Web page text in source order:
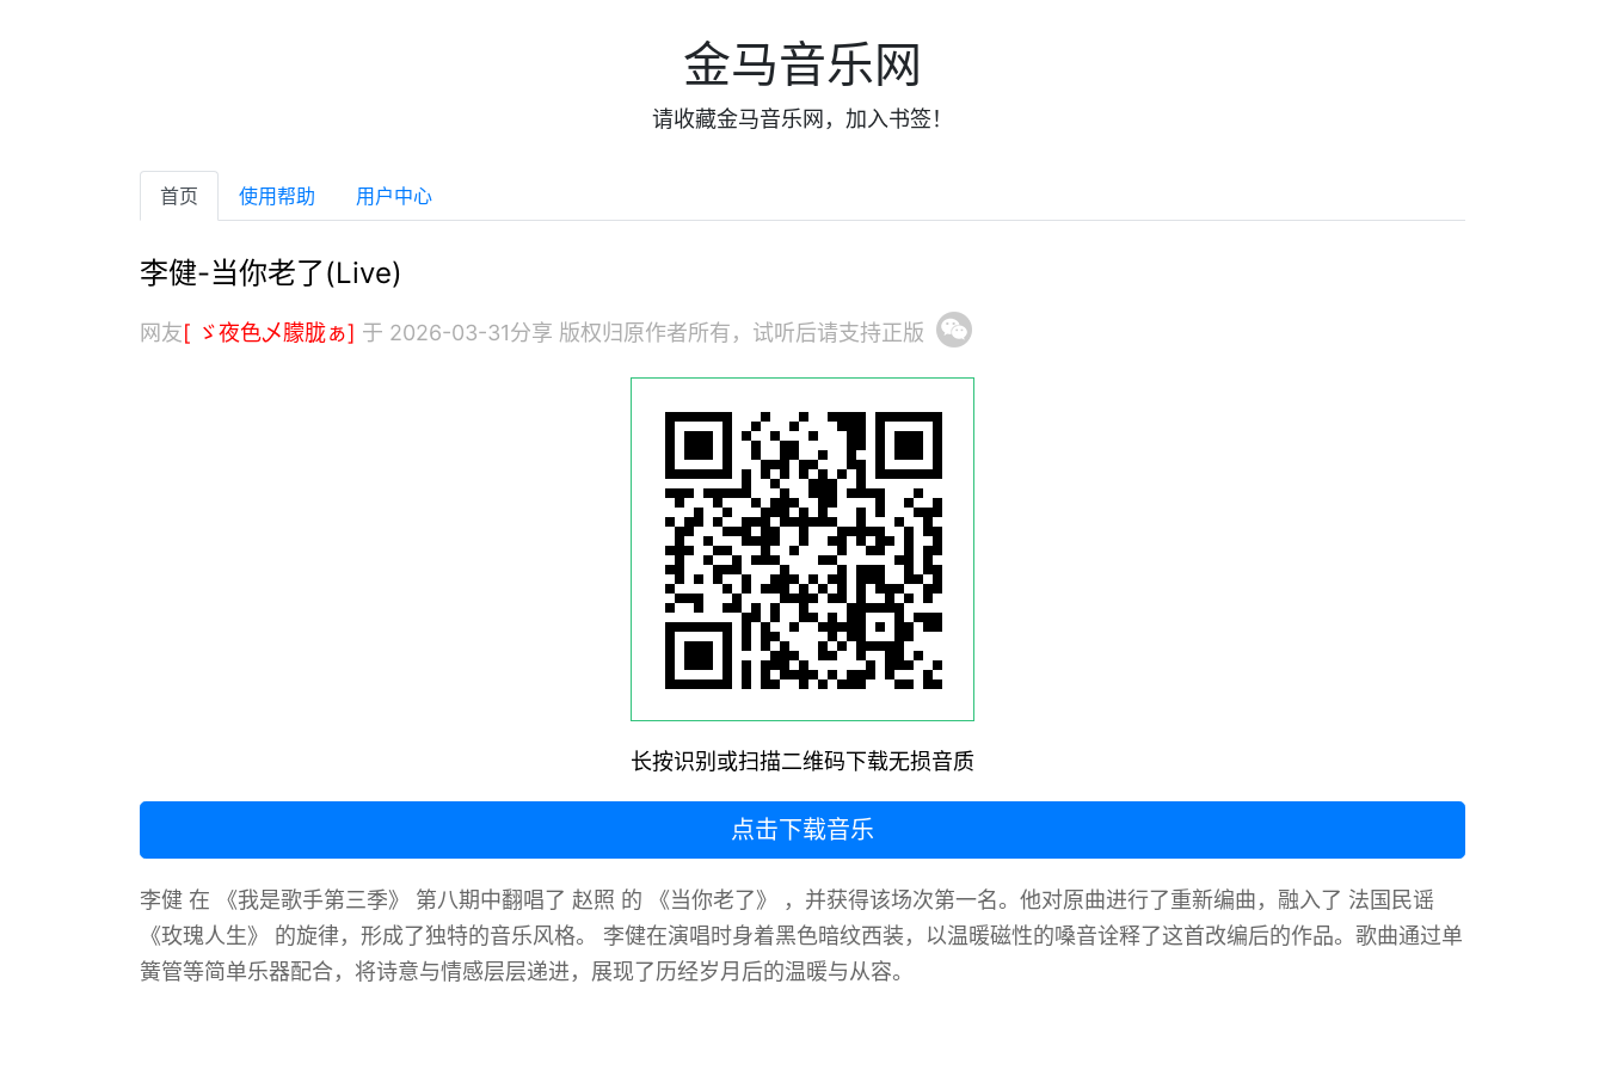
金马音乐网
请收藏金马音乐网，加入书签！
首页 使用帮助 用户中心
李健-当你老了(Live)
网友[ ゞ夜色乄朦胧ぁ] 于 2026-03-31分享 版权归原作者所有，试听后请支持正版
长按识别或扫描二维码下载无损音质
点击下载音乐
李健 在 《我是歌手第三季》 第八期中翻唱了 赵照 的 《当你老了》 ，并获得该场次第一名。他对原曲进行了重新编曲，融入了 法国民谣
《玫瑰人生》 的旋律，形成了独特的音乐风格。 李健在演唱时身着黑色暗纹西装，以温暖磁性的嗓音诠释了这首改编后的作品。歌曲通过单
簧管等简单乐器配合，将诗意与情感层层递进，展现了历经岁月后的温暖与从容。